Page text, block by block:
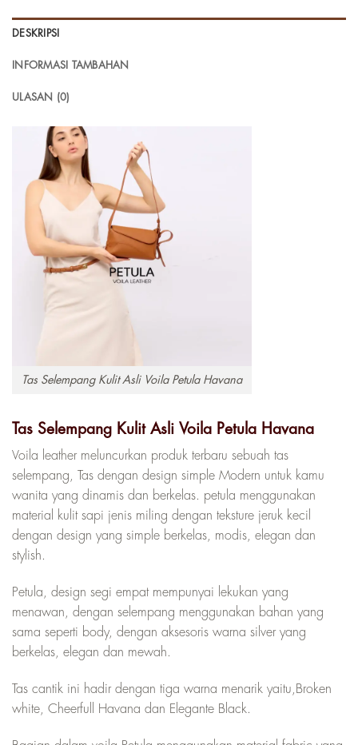
DESKRIPSI
INFORMASI TAMBAHAN
ULASAN (0)
Tas Selempang Kulit Asli Voila Petula Havana
Tas Selempang Kulit Asli Voila Petula Havana
Voila leather meluncurkan produk terbaru sebuah tas
selempang, Tas dengan design simple Modern untuk kamu
wanita yang dinamis dan berkelas. petula menggunakan
material kulit sapi jenis miling dengan teksture jeruk kecil
dengan design yang simple berkelas, modis, elegan dan
stylish.
Petula, design segi empat mempunyai lekukan yang
menawan, dengan selempang menggunakan bahan yang
sama seperti body, dengan aksesoris warna silver yang
berkelas, elegan dan mewah.
Tas cantik ini hadir dengan tiga warna menarik yaitu,Broken
white, Cheerfull Havana dan Elegante Black.